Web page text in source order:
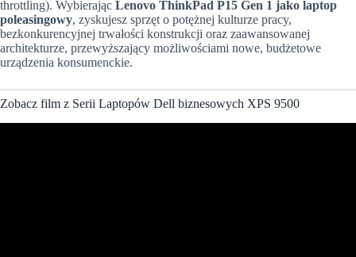
throttling). Wybierając Lenovo ThinkPad P15 Gen 1 jako laptop
poleasingowy, zyskujesz sprzęt o potężnej kulturze pracy,
bezkonkurencyjnej trwałości konstrukcji oraz zaawansowanej
architekturze, przewyższający możliwościami nowe, budżetowe
urządzenia konsumenckie.
Zobacz film z Serii Laptopów Dell biznesowych XPS 9500